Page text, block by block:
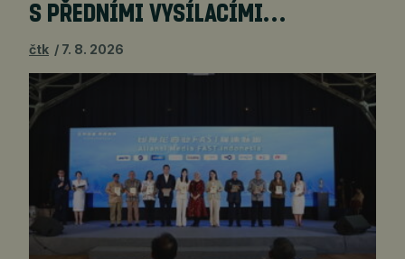
S PŘEDNÍMI VYSÍLACÍMI…
čtk 7. 8. 2026